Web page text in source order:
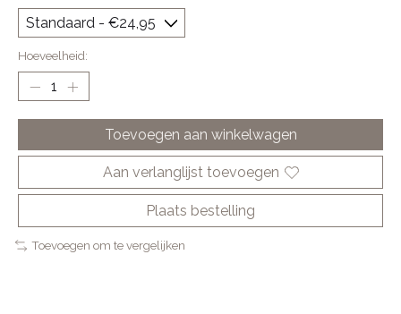
Hoeveelheid:
Toevoegen aan winkelwagen
Aan verlanglijst toevoegen
Plaats bestelling
Toevoegen om te vergelijken